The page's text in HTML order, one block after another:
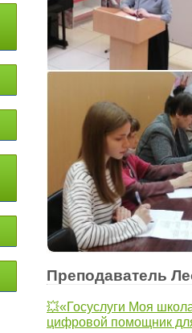
Преподаватель
💥«Госуслуги Моя
цифровой помощник